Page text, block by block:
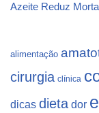
Azeite Reduz
alimentação
cirurgia clínica
dicas dieta dor